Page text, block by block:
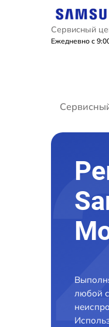
Сервисный
Ежедневно с
любой